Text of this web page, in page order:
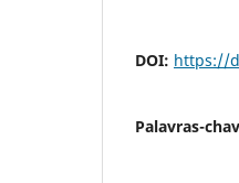
DOI: https://
Palavras-